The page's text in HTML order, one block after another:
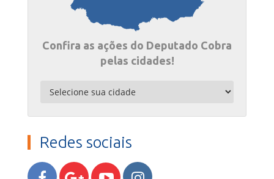
Confira as ações do Deputado Cobra
pelas cidades!
Redes sociais